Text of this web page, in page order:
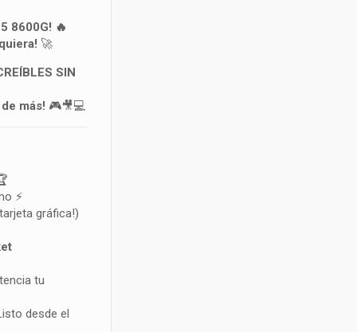
8600G! 🔥
🚀
SIN
más! 🎮🎥💻
⚡
gráfica!)
tu
desde el